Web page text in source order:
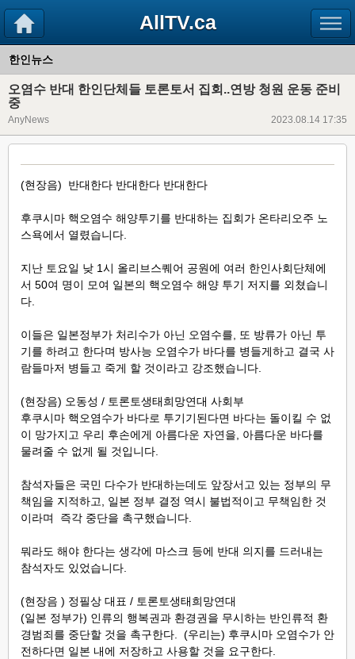
AllTV.ca
한인뉴스
오염수 반대 한인단체들 토론토서 집회..연방 청원 운동 준비
중
AnyNews 2023.08.14 17:35
(현장음) 반대한다 반대한다 반대한다
후쿠시마 핵오염수 해양투기를 반대하는 집회가 온타리오주 노
스욕에서 열렸습니다.
지난 토요일 낮 1시 올리브스퀘어 공원에 여러 한인사회단체에
서 50여 명이 모여 일본의 핵오염수 해양 투기 저지를 외쳤습니
다.
이들은 일본정부가 처리수가 아닌 오염수를, 또 방류가 아닌 투
기를 하려고 한다며 방사능 오염수가 바다를 병들게하고 결국 사
람들마저 병들고 죽게 할 것이라고 강조했습니다.
(현장음) 오동성 / 토론토생태희망연대 사회부
후쿠시마 핵오염수가 바다로 투기기된다면 바다는 돌이킬 수 없
이 망가지고 우리 후손에게 아름다운 자연을, 아름다운 바다를
물려줄 수 없게 될 것입니다.
참석자들은 국민 다수가 반대하는데도 앞장서고 있는 정부의 무
책임을 지적하고, 일본 정부 결정 역시 불법적이고 무책임한 것
이라며 즉각 중단을 촉구했습니다.
뭐라도 해야 한다는 생각에 마스크 등에 반대 의지를 드러내는
참석자도 있었습니다.
(현장음 ) 정필상 대표 / 토론토생태희망연대
(일본 정부가) 인류의 행복권과 환경권을 무시하는 반인류적 환
경범죄를 중단할 것을 촉구한다. (우리는) 후쿠시마 오염수가 안
전하다면 일본 내에 저장하고 사용할 것을 요구한다.